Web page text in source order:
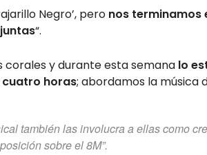
Negro’, pero nos terminamos
“.
corales y durante esta semana lo
cuatro horas; abordamos la música
también las involucra a ellas como
sobre el 8M”.